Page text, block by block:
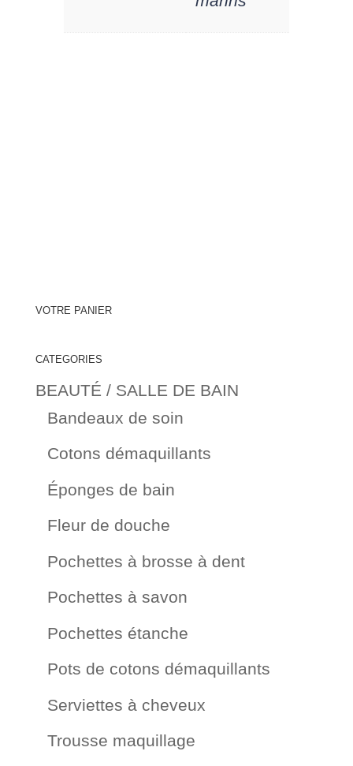
VOTRE PANIER
CATEGORIES
BEAUTÉ / SALLE DE BAIN
Bandeaux de soin
Cotons démaquillants
Éponges de bain
Fleur de douche
Pochettes à brosse à dent
Pochettes à savon
Pochettes étanche
Pots de cotons démaquillants
Serviettes à cheveux
Trousse maquillage